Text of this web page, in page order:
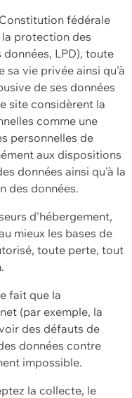
fédérale
protection des
LPD), toute
sa vie privée ainsi qu'à
de ses données
site considèrent la
comme une
personnelles de
aux dispositions
données ainsi qu'à la
des données.
d'hébergement,
mieux les bases de
toute perte, tout
fait que la
(par exemple, la
des défauts de
données contre
impossible.
la collecte, le